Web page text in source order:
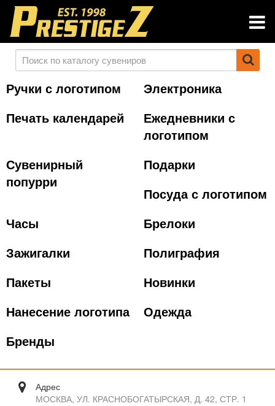
Ручки с логотипом
Электроника
Печать календарей
Ежедневники с
логотипом
Сувенирный
попурри
Подарки
Посуда с логотипом
Часы
Брелоки
Зажигалки
Полиграфия
Пакеты
Новинки
Нанесение логотипа
Одежда
Бренды
Адрес
МОСКВА, УЛ. КРАСНОБОГАТЫРСКАЯ, Д. 42, СТР. 1